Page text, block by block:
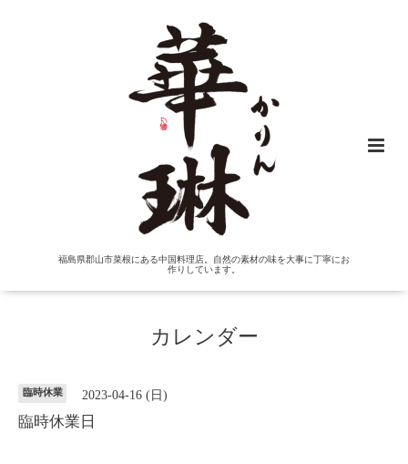
福島県郡山市菜根にある中国料理店。自然の素材の味を大事に丁寧にお
作りしています。
カレンダー
臨時休業 2023-04-16 (日)
臨時休業日